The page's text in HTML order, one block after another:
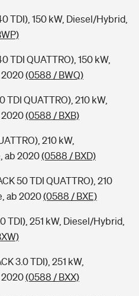
TDI), 150 kW, Diesel/Hybrid,
TDI QUATTRO), 150 kW,
2020(0588 / BWQ)
TDI QUATTRO), 210 kW,
2020(0588 / BXB)
210 kW,
ab 2020(0588 / BXD)
50 TDI QUATTRO), 210
ab 2020(0588 / BXE)
TDI), 251 kW, Diesel/Hybrid,
3.0 TDI), 251 kW,
2020(0588 / BXX)